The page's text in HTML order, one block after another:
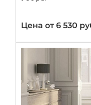
Цена от 6 530